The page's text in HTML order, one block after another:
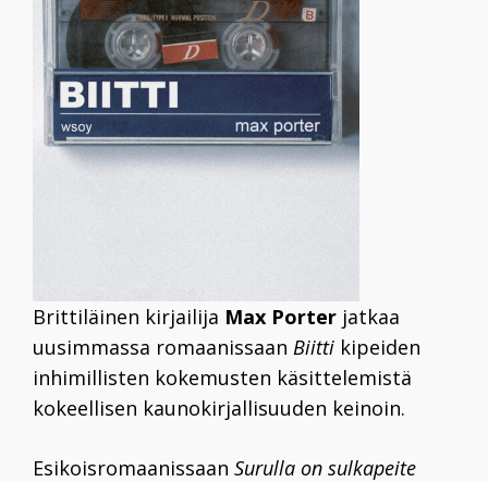
Brittiläinen kirjailija Max Porter jatkaa
uusimmassa romaanissaan Biitti kipeiden
inhimillisten kokemusten käsittelemistä
kokeellisen kaunokirjallisuuden keinoin.
Esikoisromaanissaan Surulla on sulkapeite